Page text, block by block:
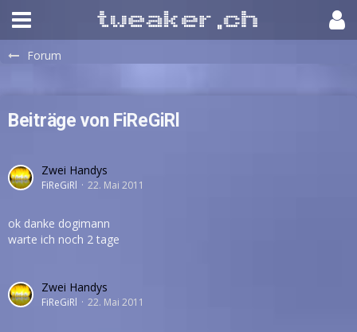
Forum
Beiträge von FiReGiRl
Zwei Handys
FiReGiRl 22. Mai 2011
ok danke dogimann
warte ich noch 2 tage
Zwei Handys
FiReGiRl 22. Mai 2011